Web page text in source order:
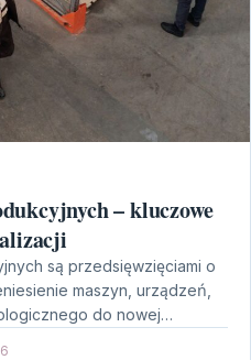
– kluczowe
są przedsięwzięciami o
maszyn, urządzeń,
do nowej